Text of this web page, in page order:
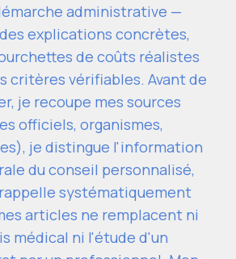
administrative —
explications concrètes,
de coûts réalistes
critères vérifiables. Avant de
je recoupe mes sources
officiels, organismes,
je distingue l'information
du conseil personnalisé,
systématiquement
articles ne remplacent ni
médical ni l'étude d'un